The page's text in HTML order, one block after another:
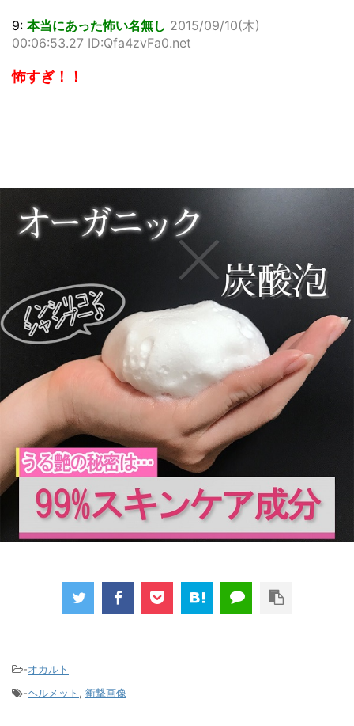
9: 本当にあった怖い名無し 2015/09/10(木)
00:06:53.27 ID:Qfa4zvFa0.net
怖すぎ！！
-オカルト
-ヘルメット , 衝撃画像